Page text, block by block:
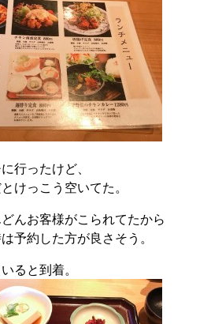
行ったけど、
けっこう空いてた。
んお客様がこられてたから
予約した方が良さそう。
ると到着。